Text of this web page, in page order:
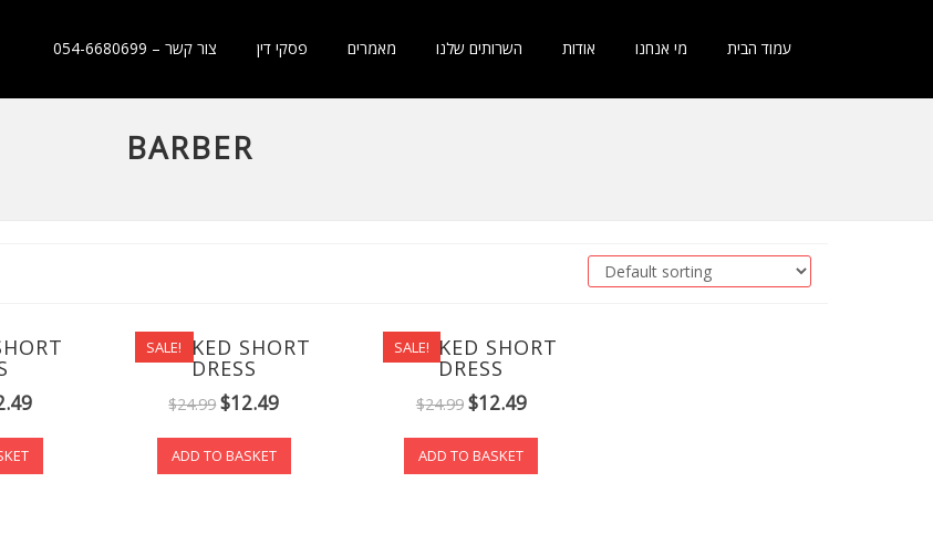
צור קשר – 054-6680699 פסקי דין מאמרים השרותים שלנו אודות מי אנחנו עמוד הבית
BARBER
SALE!
CHECKED SHORT
DRESS
$24.99 $12.49
ADD TO BASKET
SALE!
CHECKED SHORT
DRESS
$24.99 $12.49
ADD TO BASKET